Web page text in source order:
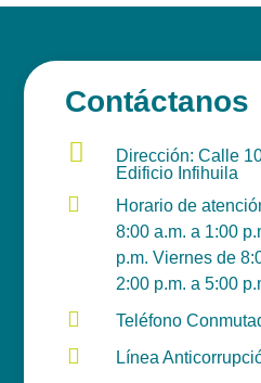
Contáctanos

Dirección: Calle
Edificio Infihuila

Horario de
8:00 a.m. a 1:00
p.m. Viernes de
2:00 p.m. a 5:00
 Teléfono
 Línea